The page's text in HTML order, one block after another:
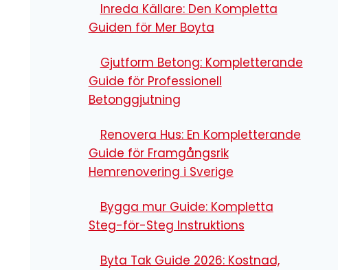
Inreda Källare: Den Kompletta
Guiden för Mer Boyta
Gjutform Betong: Kompletterande
Guide för Professionell
Betonggjutning
Renovera Hus: En Kompletterande
Guide för Framgångsrik
Hemrenovering i Sverige
Bygga mur Guide: Kompletta
Steg-för-Steg Instruktions
Byta Tak Guide 2026: Kostnad,